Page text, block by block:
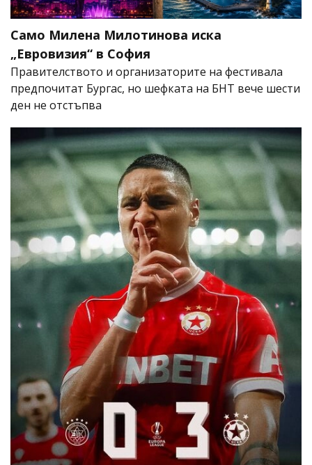
Само Милена Милотинова иска
„Евровизия“ в София
Правителството и организаторите на фестивала
предпочитат Бургас, но шефката на БНТ вече шести
ден не отстъпва